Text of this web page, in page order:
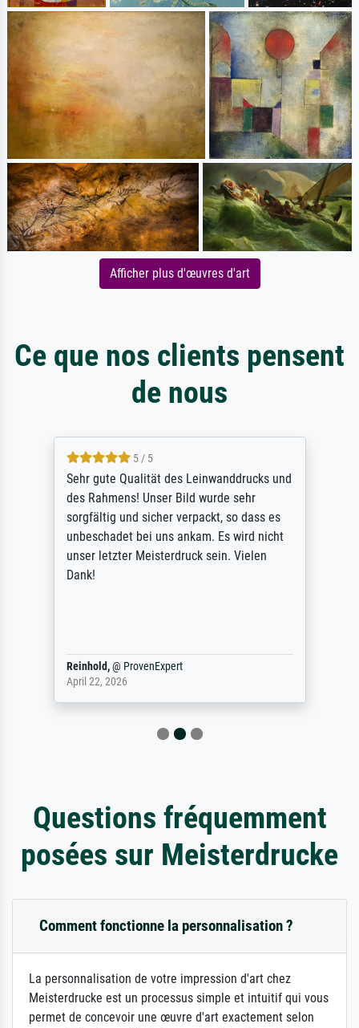
Afficher plus d'œuvres d'art
Ce que nos clients pensent
de nous
5 / 5
Sehr gute Qualität des Leinwanddrucks und
des Rahmens! Unser Bild wurde sehr
sorgfältig und sicher verpackt, so dass es
unbeschadet bei uns ankam. Es wird nicht
unser letzter Meisterdruck sein. Vielen
Dank!
Reinhold,@ ProvenExpert
April 22, 2026
Questions fréquemment
posées sur Meisterdrucke
Comment fonctionne la personnalisation ?
La personnalisation de votre impression d'art chez
Meisterdrucke est un processus simple et intuitif qui vous
permet de concevoir une œuvre d'art exactement selon